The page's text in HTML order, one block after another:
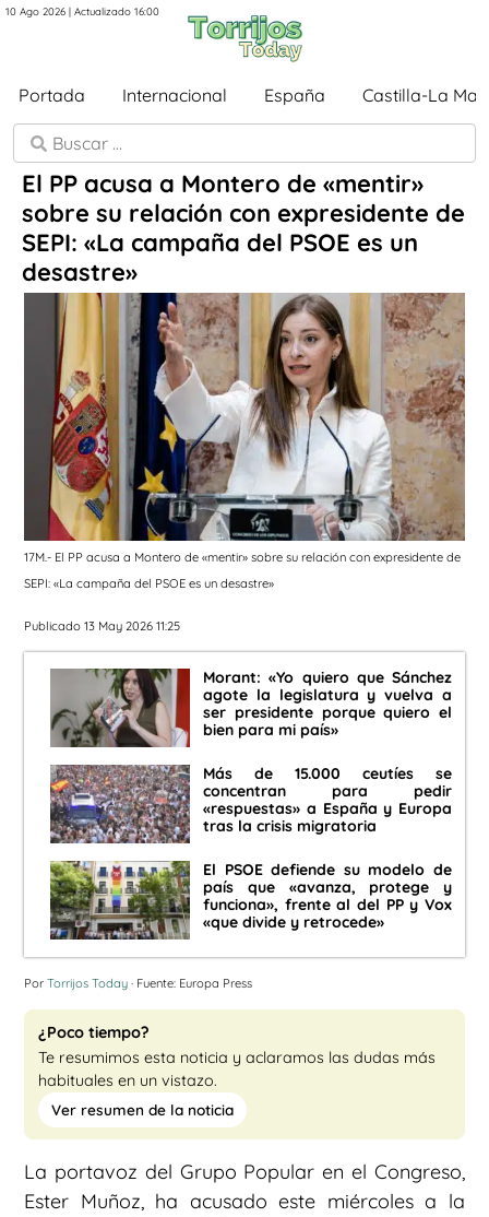
10 Ago 2026 | Actualizado 16:00
Portada Internacional España Castilla-La
El PP acusa a Montero de «mentir»
sobre su relación con expresidente de
SEPI: «La campaña del PSOE es un
desastre»
17M.- El PP acusa a Montero de «mentir» sobre su relación con expresidente de
SEPI: «La campaña del PSOE es un desastre»
Publicado 13 May 2026 11:25
Morant: «Yo quiero que Sánchez
agote la legislatura y vuelva a
ser presidente porque quiero el
bien para mi país»
Más de 15.000 ceutíes se
concentran para pedir
«respuestas» a España y Europa
tras la crisis migratoria
El PSOE defiende su modelo de
país que «avanza, protege y
funciona», frente al del PP y Vox
«que divide y retrocede»
Por Torrijos Today · Fuente: Europa Press
¿Poco tiempo?
Te resumimos esta noticia y aclaramos las dudas más
habituales en un vistazo.
Ver resumen de la noticia
La portavoz del Grupo Popular en el Congreso,
Ester Muñoz, ha acusado este miércoles a la